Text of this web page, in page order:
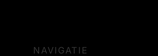
NAVIGATIE